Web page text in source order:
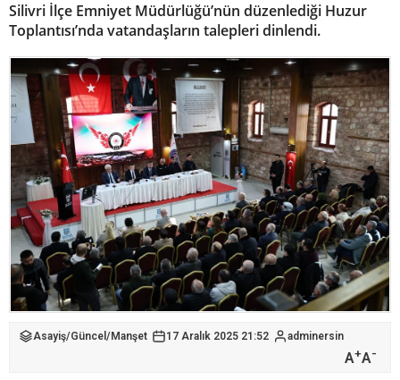
Silivri İlçe Emniyet Müdürlüğü’nün düzenlediği Huzur
Toplantısı’nda vatandaşların talepleri dinlendi.
Asayiş/Güncel /Manşet 17 Aralık 2025 21:52 adminersin
A+A-